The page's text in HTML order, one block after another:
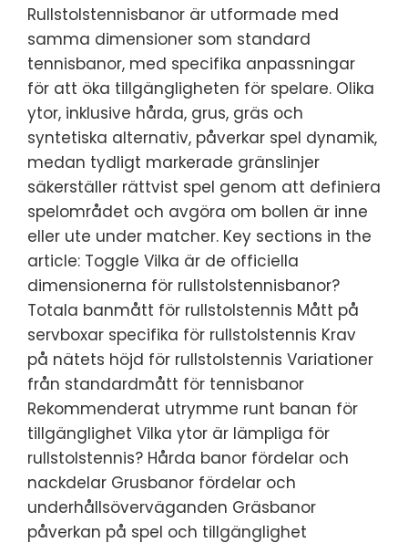
Rullstolstennisbanor är utformade med
samma dimensioner som standard
tennisbanor, med specifika anpassningar
för att öka tillgängligheten för spelare. Olika
ytor, inklusive hårda, grus, gräs och
syntetiska alternativ, påverkar spel dynamik,
medan tydligt markerade gränslinjer
säkerställer rättvist spel genom att definiera
spelområdet och avgöra om bollen är inne
eller ute under matcher. Key sections in the
article: Toggle Vilka är de officiella
dimensionerna för rullstolstennisbanor?
Totala banmått för rullstolstennis Mått på
servboxar specifika för rullstolstennis Krav
på nätets höjd för rullstolstennis Variationer
från standardmått för tennisbanor
Rekommenderat utrymme runt banan för
tillgänglighet Vilka ytor är lämpliga för
rullstolstennis? Hårda banor fördelar och
nackdelar Grusbanor fördelar och
underhållsöverväganden Gräsbanor
påverkan på spel och tillgänglighet